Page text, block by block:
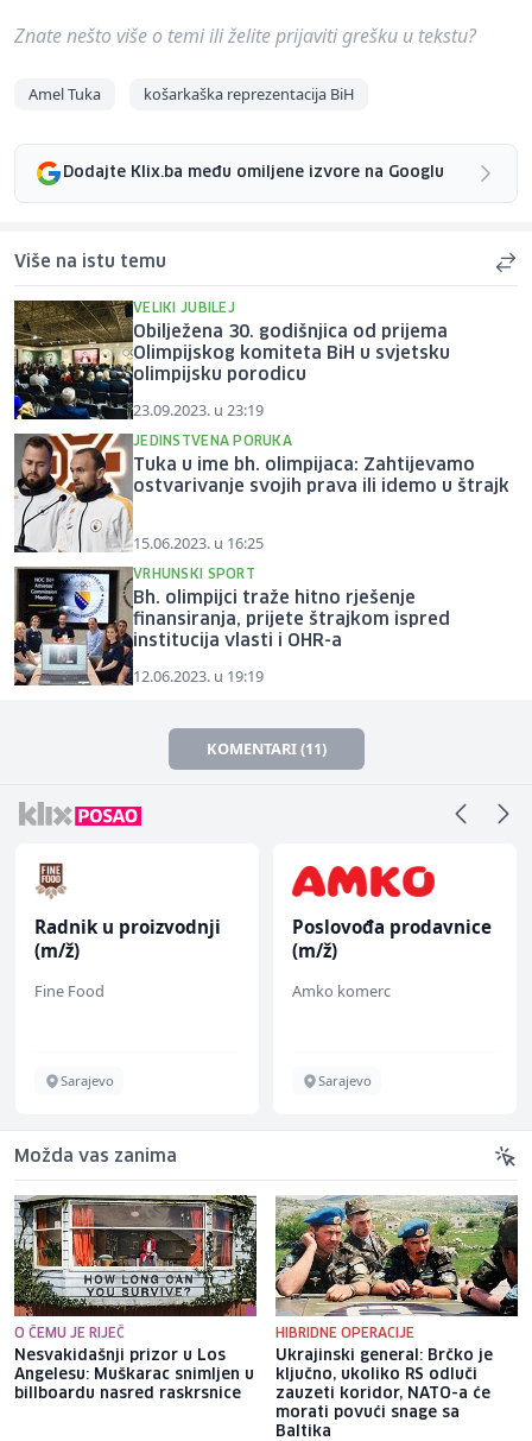
Znate nešto više o temi ili želite prijaviti grešku u tekstu?
Amel Tuka košarkaška reprezentacija BiH
Dodajte Klix.ba među omiljene izvore na Googlu
Više na istu temu
VELIKI JUBILEJ
Obilježena 30. godišnjica od prijema
Olimpijskog komiteta BiH u svjetsku
olimpijsku porodicu
23.09.2023. u 23:19
JEDINSTVENA PORUKA
Tuka u ime bh. olimpijaca: Zahtijevamo
ostvarivanje svojih prava ili idemo u štrajk
15.06.2023. u 16:25
VRHUNSKI SPORT
Bh. olimpijci traže hitno rješenje
finansiranja, prijete štrajkom ispred
institucija vlasti i OHR-a
12.06.2023. u 19:19
KOMENTARI (11)
Radnik u proizvodnji
(m/ž)
Fine Food
Sarajevo
Poslovođa prodavnice
(m/ž)
Amko komerc
Sarajevo
Možda vas zanima
O ČEMU JE RIJEČ
Nesvakidašnji prizor u Los
Angelesu: Muškarac snimljen u
billboardu nasred raskrsnice
HIBRIDNE OPERACIJE
Ukrajinski general: Brčko je
ključno, ukoliko RS odluči
zauzeti koridor, NATO-a će
morati povući snage sa
Baltika